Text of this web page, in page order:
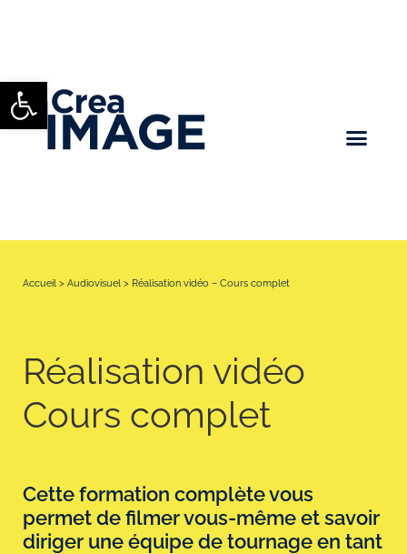
Ouvrir la barre d’outils
Accueil > Audiovisuel > Réalisation vidéo – Cours complet
Réalisation vidéo
Cours complet
Cette formation complète vous
permet de filmer vous-même et savoir
diriger une équipe de tournage en tant